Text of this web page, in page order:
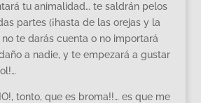
tu animalidad… te saldrán pelos
partes (¡hasta de las orejas y la
no te darás cuenta o no importará
a nadie, y te empezará a gustar
tonto, que es broma!!… es que me